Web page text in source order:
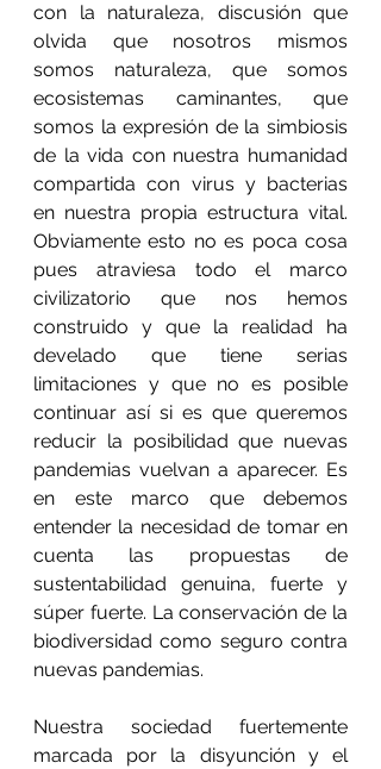
con la naturaleza, discusión que
olvida que nosotros mismos
somos naturaleza, que somos
ecosistemas caminantes, que
somos la expresión de la simbiosis
de la vida con nuestra humanidad
compartida con virus y bacterias
en nuestra propia estructura vital.
Obviamente esto no es poca cosa
pues atraviesa todo el marco
civilizatorio que nos hemos
construido y que la realidad ha
develado que tiene serias
limitaciones y que no es posible
continuar así si es que queremos
reducir la posibilidad que nuevas
pandemias vuelvan a aparecer. Es
en este marco que debemos
entender la necesidad de tomar en
cuenta las propuestas de
sustentabilidad genuina, fuerte y
súper fuerte. La conservación de la
biodiversidad como seguro contra
nuevas pandemias.
Nuestra sociedad fuertemente
marcada por la disyunción y el